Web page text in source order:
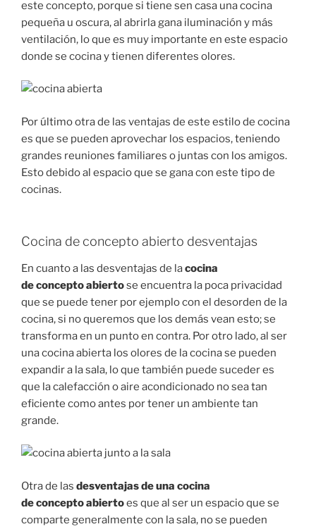
este concepto, porque si tiene sen casa una cocina
pequeña u oscura, al abrirla gana iluminación y más
ventilación, lo que es muy importante en este espacio
donde se cocina y tienen diferentes olores.
Por último otra de las ventajas de este estilo de cocina
es que se pueden aprovechar los espacios, teniendo
grandes reuniones familiares o juntas con los amigos.
Esto debido al espacio que se gana con este tipo de
cocinas.
Cocina de concepto abierto desventajas
En cuanto a las desventajas de lacocina
de concepto abiertose encuentra la poca privacidad
que se puede tener por ejemplo con el desorden de la
cocina, si no queremos que los demás vean esto; se
transforma en un punto en contra. Por otro lado, al ser
una cocina abierta los olores de la cocina se pueden
expandir a la sala, lo que también puede suceder es
que la calefacción o aire acondicionado no sea tan
eficiente como antes por tener un ambiente tan
grande.
Otra de las desventajas de una cocina
de concepto abiertoes que al ser un espacio que se
comparte generalmente con la sala, no se pueden